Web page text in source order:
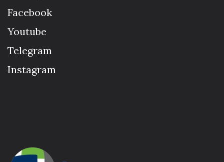
Facebook
Youtube
Telegram
Instagram